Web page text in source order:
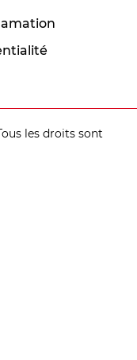
les droits sont